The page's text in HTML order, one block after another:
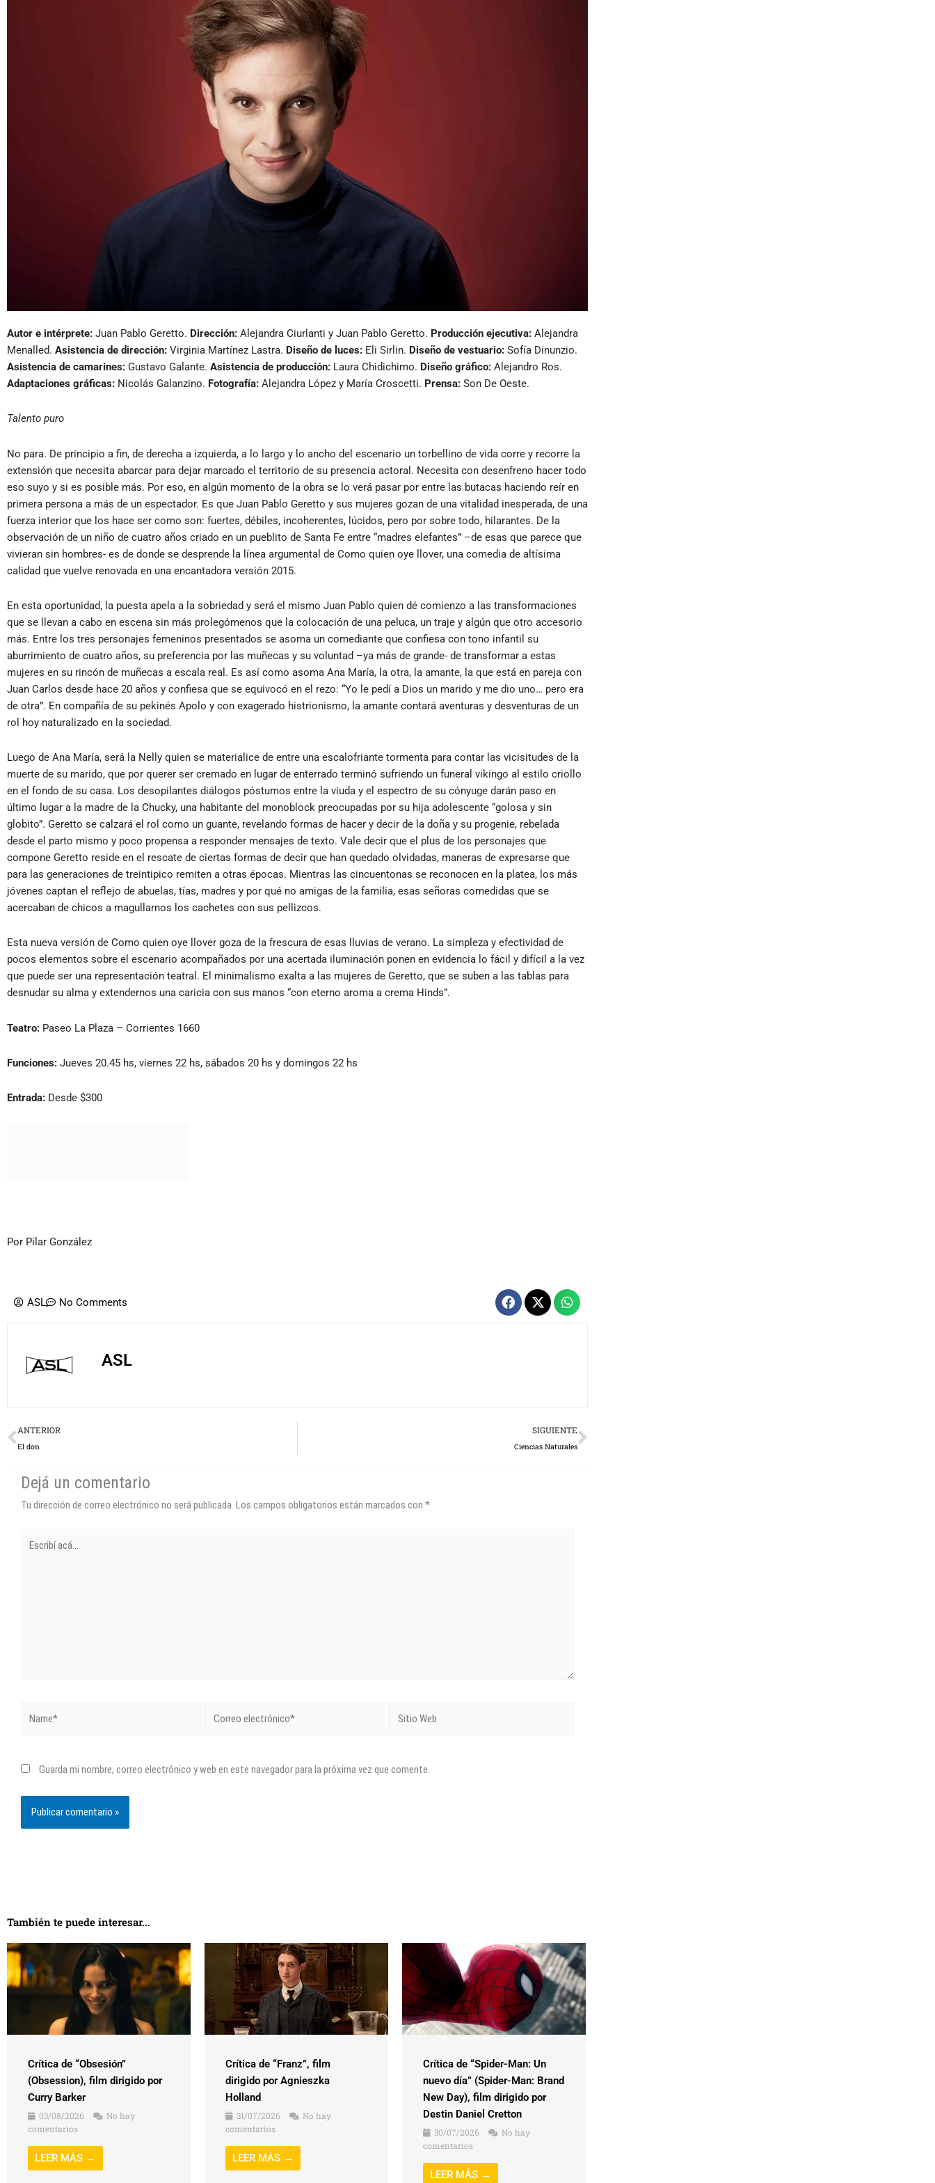
Autor e intérprete: Juan Pablo Geretto. Dirección: Alejandra Ciurlanti y Juan Pablo Geretto. Producción ejecutiva: Alejandra
Menalled. Asistencia de dirección: Virginia Martínez Lastra. Diseño de luces: Eli Sirlin. Diseño de vestuario: Sofía Dinunzio.
Asistencia de camarines: Gustavo Galante. Asistencia de producción: Laura Chidichimo. Diseño gráfico: Alejandro Ros.
Adaptaciones gráficas: Nicolás Galanzino. Fotografía: Alejandra López y María Croscetti. Prensa: Son De Oeste.
Talento puro
No para. De principio a fin, de derecha a izquierda, a lo largo y lo ancho del escenario un torbellino de vida corre y recorre la
extensión que necesita abarcar para dejar marcado el territorio de su presencia actoral. Necesita con desenfreno hacer todo
eso suyo y si es posible más. Por eso, en algún momento de la obra se lo verá pasar por entre las butacas haciendo reír en
primera persona a más de un espectador. Es que Juan Pablo Geretto y sus mujeres gozan de una vitalidad inesperada, de una
fuerza interior que los hace ser como son: fuertes, débiles, incoherentes, lúcidos, pero por sobre todo, hilarantes. De la
observación de un niño de cuatro años criado en un pueblito de Santa Fe entre “madres elefantes” –de esas que parece que
vivieran sin hombres- es de donde se desprende la línea argumental de Como quien oye llover, una comedia de altísima
calidad que vuelve renovada en una encantadora versión 2015.
En esta oportunidad, la puesta apela a la sobriedad y será el mismo Juan Pablo quien dé comienzo a las transformaciones
que se llevan a cabo en escena sin más prolegómenos que la colocación de una peluca, un traje y algún que otro accesorio
más. Entre los tres personajes femeninos presentados se asoma un comediante que confiesa con tono infantil su
aburrimiento de cuatro años, su preferencia por las muñecas y su voluntad –ya más de grande- de transformar a estas
mujeres en su rincón de muñecas a escala real. Es así como asoma Ana María, la otra, la amante, la que está en pareja con
Juan Carlos desde hace 20 años y confiesa que se equivocó en el rezo: “Yo le pedí a Dios un marido y me dio uno… pero era
de otra”. En compañía de su pekinés Apolo y con exagerado histrionismo, la amante contará aventuras y desventuras de un
rol hoy naturalizado en la sociedad.
Luego de Ana María, será la Nelly quien se materialice de entre una escalofriante tormenta para contar las vicisitudes de la
muerte de su marido, que por querer ser cremado en lugar de enterrado terminó sufriendo un funeral vikingo al estilo criollo
en el fondo de su casa. Los desopilantes diálogos póstumos entre la viuda y el espectro de su cónyuge darán paso en
último lugar a la madre de la Chucky, una habitante del monoblock preocupadas por su hija adolescente “golosa y sin
globito”. Geretto se calzará el rol como un guante, revelando formas de hacer y decir de la doña y su progenie, rebelada
desde el parto mismo y poco propensa a responder mensajes de texto. Vale decir que el plus de los personajes que
compone Geretto reside en el rescate de ciertas formas de decir que han quedado olvidadas, maneras de expresarse que
para las generaciones de treintipico remiten a otras épocas. Mientras las cincuentonas se reconocen en la platea, los más
jóvenes captan el reflejo de abuelas, tías, madres y por qué no amigas de la familia, esas señoras comedidas que se
acercaban de chicos a magullarnos los cachetes con sus pellizcos.
Esta nueva versión de Como quien oye llover goza de la frescura de esas lluvias de verano. La simpleza y efectividad de
pocos elementos sobre el escenario acompañados por una acertada iluminación ponen en evidencia lo fácil y difícil a la vez
que puede ser una representación teatral. El minimalismo exalta a las mujeres de Geretto, que se suben a las tablas para
desnudar su alma y extendernos una caricia con sus manos “con eterno aroma a crema Hinds”.
Teatro: Paseo La Plaza – Corrientes 1660
Funciones: Jueves 20.45 hs, viernes 22 hs, sábados 20 hs y domingos 22 hs
Entrada: Desde $300
Por Pilar González
ASL No Comments
ASL
Prev
ANTERIOR
El don
SIGUIENTE
Ciencias Naturales
Next
Dejá un comentario
Tu dirección de correo electrónico no será publicada. Los campos obligatorios están marcados con *
acá...
electrónico*
Web
Guarda mi nombre, correo electrónico y web en este navegador para la próxima vez que comente.
También te puede interesar...
Crítica de “Obsesión”
(Obsession), film dirigido por
Curry Barker
03/08/2026
No hay
comentarios
LEER MÁS →
Crítica de “Franz”, film
dirigido por Agnieszka
Holland
31/07/2026
No hay
comentarios
LEER MÁS →
Crítica de “Spider-Man: Un
nuevo día” (Spider-Man: Brand
New Day), film dirigido por
Destin Daniel Cretton
30/07/2026
No hay
comentarios
LEER MÁS →